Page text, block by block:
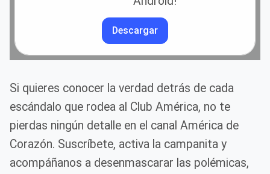
Descargar
Si quieres conocer la verdad detrás de cada
escándalo que rodea al Club América, no te
pierdas ningún detalle en el canal América de
Corazón. Suscríbete, activa la campanita y
acompáñanos a desenmascarar las polémicas,